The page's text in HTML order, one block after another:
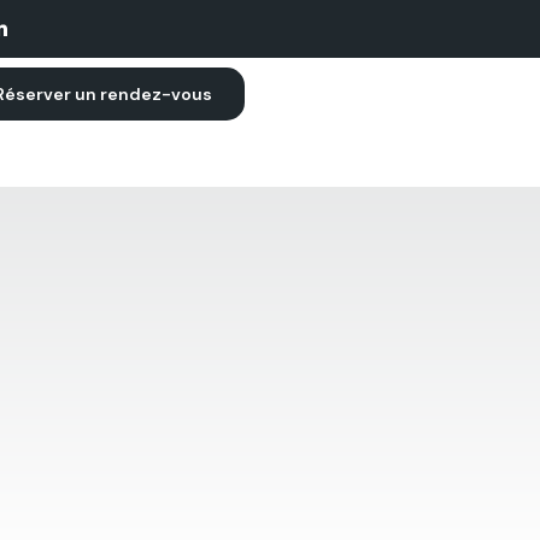
un rendez-vous